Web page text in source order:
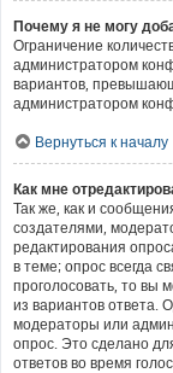
Почему я не могу
Ограничение
администратором
вариантов,
администратором
Вернуться к началу
Как мне
Так же, как и
создателями,
редактирования
в теме; опрос всегда
проголосовать, то вы
из вариантов ответа.
модераторы или
опрос. Это сделано
ответов во время